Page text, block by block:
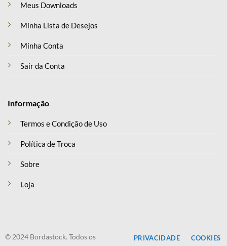
Meus Downloads
Minha Lista de Desejos
Minha Conta
Sair da Conta
Informação
Termos e Condição de Uso
Política de Troca
Sobre
Loja
© 2024 Bordastock. Todos os
PRIVACIDADE COOKIES